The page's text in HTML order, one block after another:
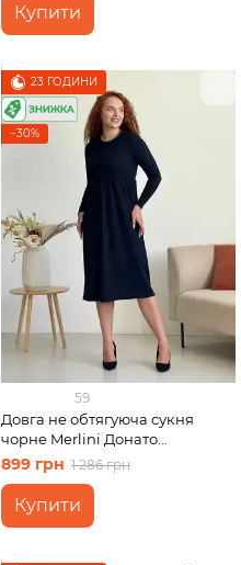
Купити
23 ГОДИНИ
−30%
59
Довга не обтягуюча сукня
чорне Merlini Донато
700001381 розмір 42-44 (S-M)
899 грн 1 286 грн
Купити